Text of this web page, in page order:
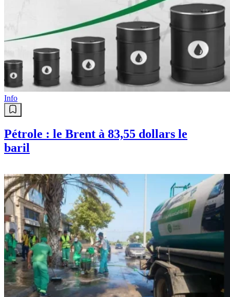
Info
Pétrole : le Brent à 83,55 dollars le
baril